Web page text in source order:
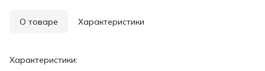
О товаре Характеристики
Характеристики: